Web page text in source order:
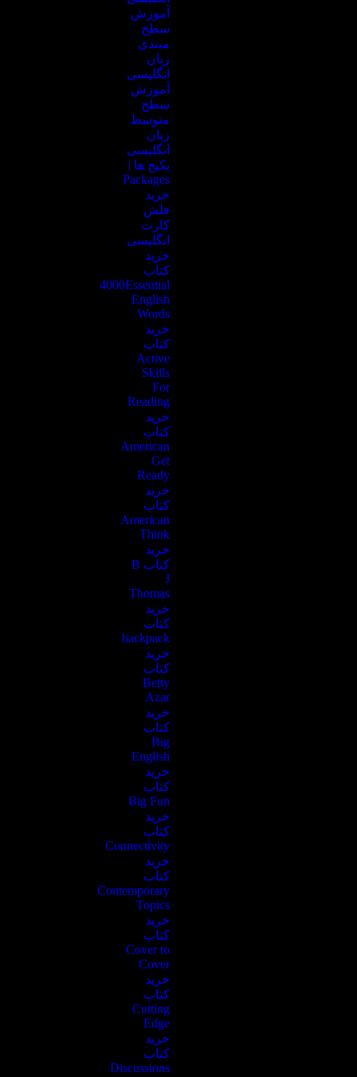
آموزش
سطح
مبتدی
زبان
انگلیسی
آموزش
سطح
متوسط
زبان
انگلیسی
پکیج ها |
Packages
خرید
فلش
کارت
انگلیسی
خرید
کتاب
4000Essential
English
Words
خرید
کتاب
Active
Skills
For
Reading
خرید
کتاب
American
Get
Ready
خرید
کتاب
American
Think
خرید
کتاب B
J
Thomas
خرید
کتاب
backpack
خرید
کتاب
Betty
Azar
خرید
کتاب
Big
English
خرید
کتاب
Big Fun
خرید
کتاب
Connectivity
خرید
کتاب
Contemporary
Topics
خرید
کتاب
Cover to
Cover
خرید
کتاب
Cutting
Edge
خرید
کتاب
Discussions